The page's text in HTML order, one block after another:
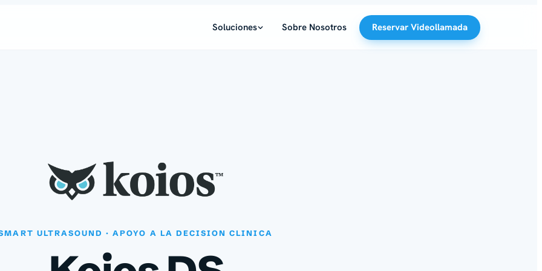
Soluciones Sobre Nosotros Reservar Videollamada
ULTRASOUND · APOYO A LA DECISION CLINICA